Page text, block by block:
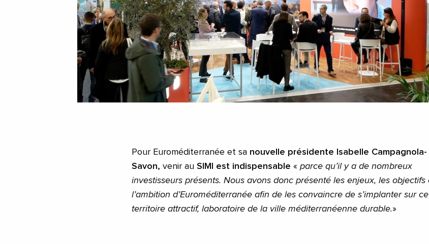
Pour Euroméditerranée et sa nouvelle présidente Isabelle Campagnola-
Savon, venir au SIMI est indispensable « parce qu’il y a de nombreux
investisseurs présents. Nous avons donc présenté les enjeux, les objectifs
l’ambition d’Euroméditerranée afin de les convaincre de s’implanter sur ce
territoire attractif, laboratoire de la ville méditerranéenne durable.»